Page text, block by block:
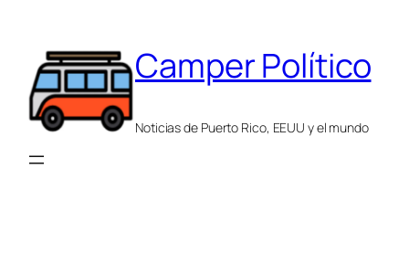
contenido
Camper Político
Noticias de Puerto Rico, EEUU y el mundo